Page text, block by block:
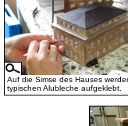
Auf die Simse des Hauses
typischen Alubleche aufgeklebt.